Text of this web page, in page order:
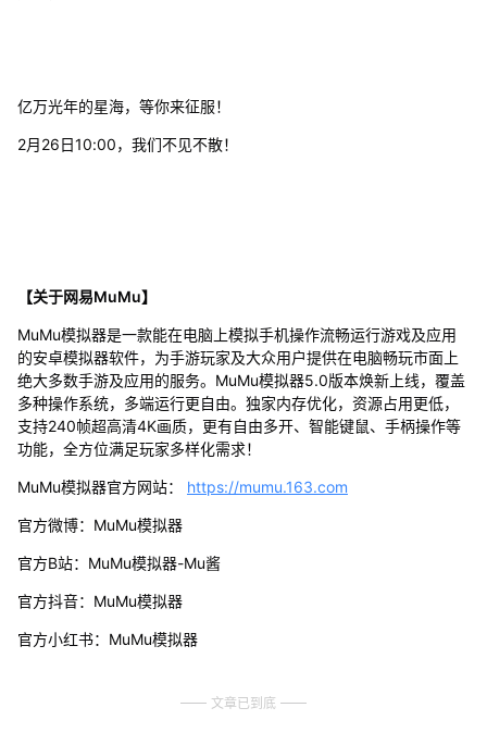
亿万光年的星海，等你来征服！
2月26日10:00，我们不见不散！
【关于网易MuMu】
MuMu模拟器是一款能在电脑上模拟手机操作流畅运行游戏及应用
的安卓模拟器软件，为手游玩家及大众用户提供在电脑畅玩市面上
绝大多数手游及应用的服务。MuMu模拟器5.0版本焕新上线，覆盖
多种操作系统，多端运行更自由。独家内存优化，资源占用更低，
支持240帧超高清4K画质，更有自由多开、智能键鼠、手柄操作等
功能，全方位满足玩家多样化需求！
MuMu模拟器官方网站： https://mumu.163.com
官方微博：MuMu模拟器
官方B站：MuMu模拟器-Mu酱
官方抖音：MuMu模拟器
官方小红书：MuMu模拟器
文章已到底